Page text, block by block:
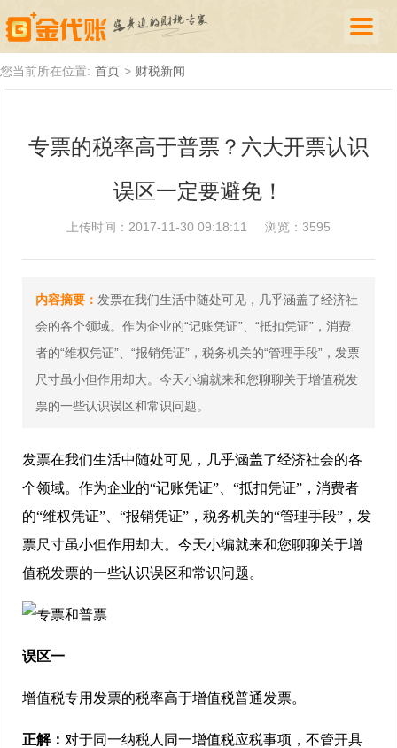
代理记账
厦门落户
财税新闻
关于我们
诚聘英才
您当前所在位置: 首页 > 财税新闻
专票的税率高于普票？六大开票认识
误区一定要避免！
上传时间：2017-11-30 09:18:11 浏览：3595
内容摘要： 发票在我们生活中随处可见，几乎涵盖了经济社
会的各个领域。作为企业的“记账凭证”、“抵扣凭证”，消费
者的“维权凭证”、“报销凭证”，税务机关的“管理手段”，发票
尺寸虽小但作用却大。今天小编就来和您聊聊关于增值税发
票的一些认识误区和常识问题。
发票在我们生活中随处可见，几乎涵盖了经济社会的各
个领域。作为企业的“记账凭证”、“抵扣凭证”，消费者
的“维权凭证”、“报销凭证”，税务机关的“管理手段”，发
票尺寸虽小但作用却大。今天小编就来和您聊聊关于增
值税发票的一些认识误区和常识问题。
误区一
增值税专用发票的税率高于增值税普通发票。
正解： 对于同一纳税人同一增值税应税事项，不管开具